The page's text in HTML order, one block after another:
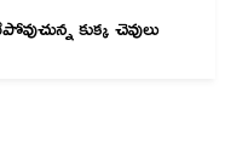
కుక్క చెవులు